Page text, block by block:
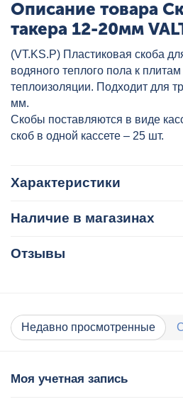
Описание товара
такера 12-20мм
VT.KS.P.1620
(VT.KS.P) Пластиковая скоба
водяного теплого пола к
теплоизоляции. Подходит для
мм.
Cкобы поставляются в виде
скоб в одной кассете – 25 шт.
Характеристики
Наличие в магазинах
Отзывы
Недавно просмотренные
Моя учетная запись